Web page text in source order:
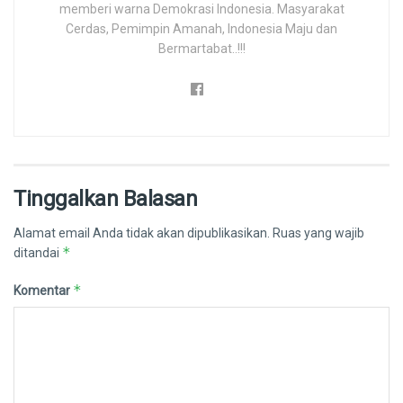
memberi warna Demokrasi Indonesia. Masyarakat
Cerdas, Pemimpin Amanah, Indonesia Maju dan
Bermartabat..!!!
Tinggalkan Balasan
Alamat email Anda tidak akan dipublikasikan. Ruas yang wajib
ditandai *
Komentar *